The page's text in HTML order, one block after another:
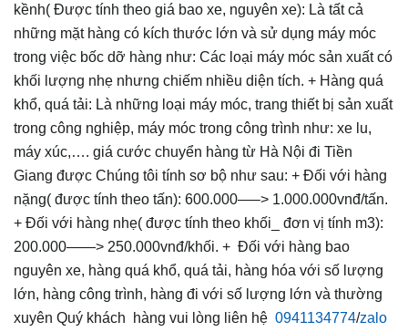
kềnh( Được tính theo giá bao xe, nguyên xe): Là tất cả
những mặt hàng có kích thước lớn và sử dụng máy móc
trong việc bốc dỡ hàng như: Các loại máy móc sản xuất có
khối lượng nhẹ nhưng chiếm nhiều diện tích. + Hàng quá
khổ, quá tải: Là những loại máy móc, trang thiết bị sản xuất
trong công nghiệp, máy móc trong công trình như: xe lu,
máy xúc,…. giá cước chuyển hàng từ Hà Nội đi Tiền
Giang được Chúng tôi tính sơ bộ như sau: + Đối với hàng
nặng( được tính theo tấn): 600.000—–> 1.000.000vnđ/tấn.
+ Đối với hàng nhẹ( được tính theo khối_ đơn vị tính m3):
200.000——> 250.000vnđ/khối. + Đối với hàng bao
nguyên xe, hàng quá khổ, quá tải, hàng hóa với số lượng
lớn, hàng công trình, hàng đi với số lượng lớn và thường
xuyên Quý khách hàng vui lòng liên hệ 0941134774/zalo